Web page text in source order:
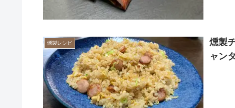
燻製レシピ
燻製
ャン